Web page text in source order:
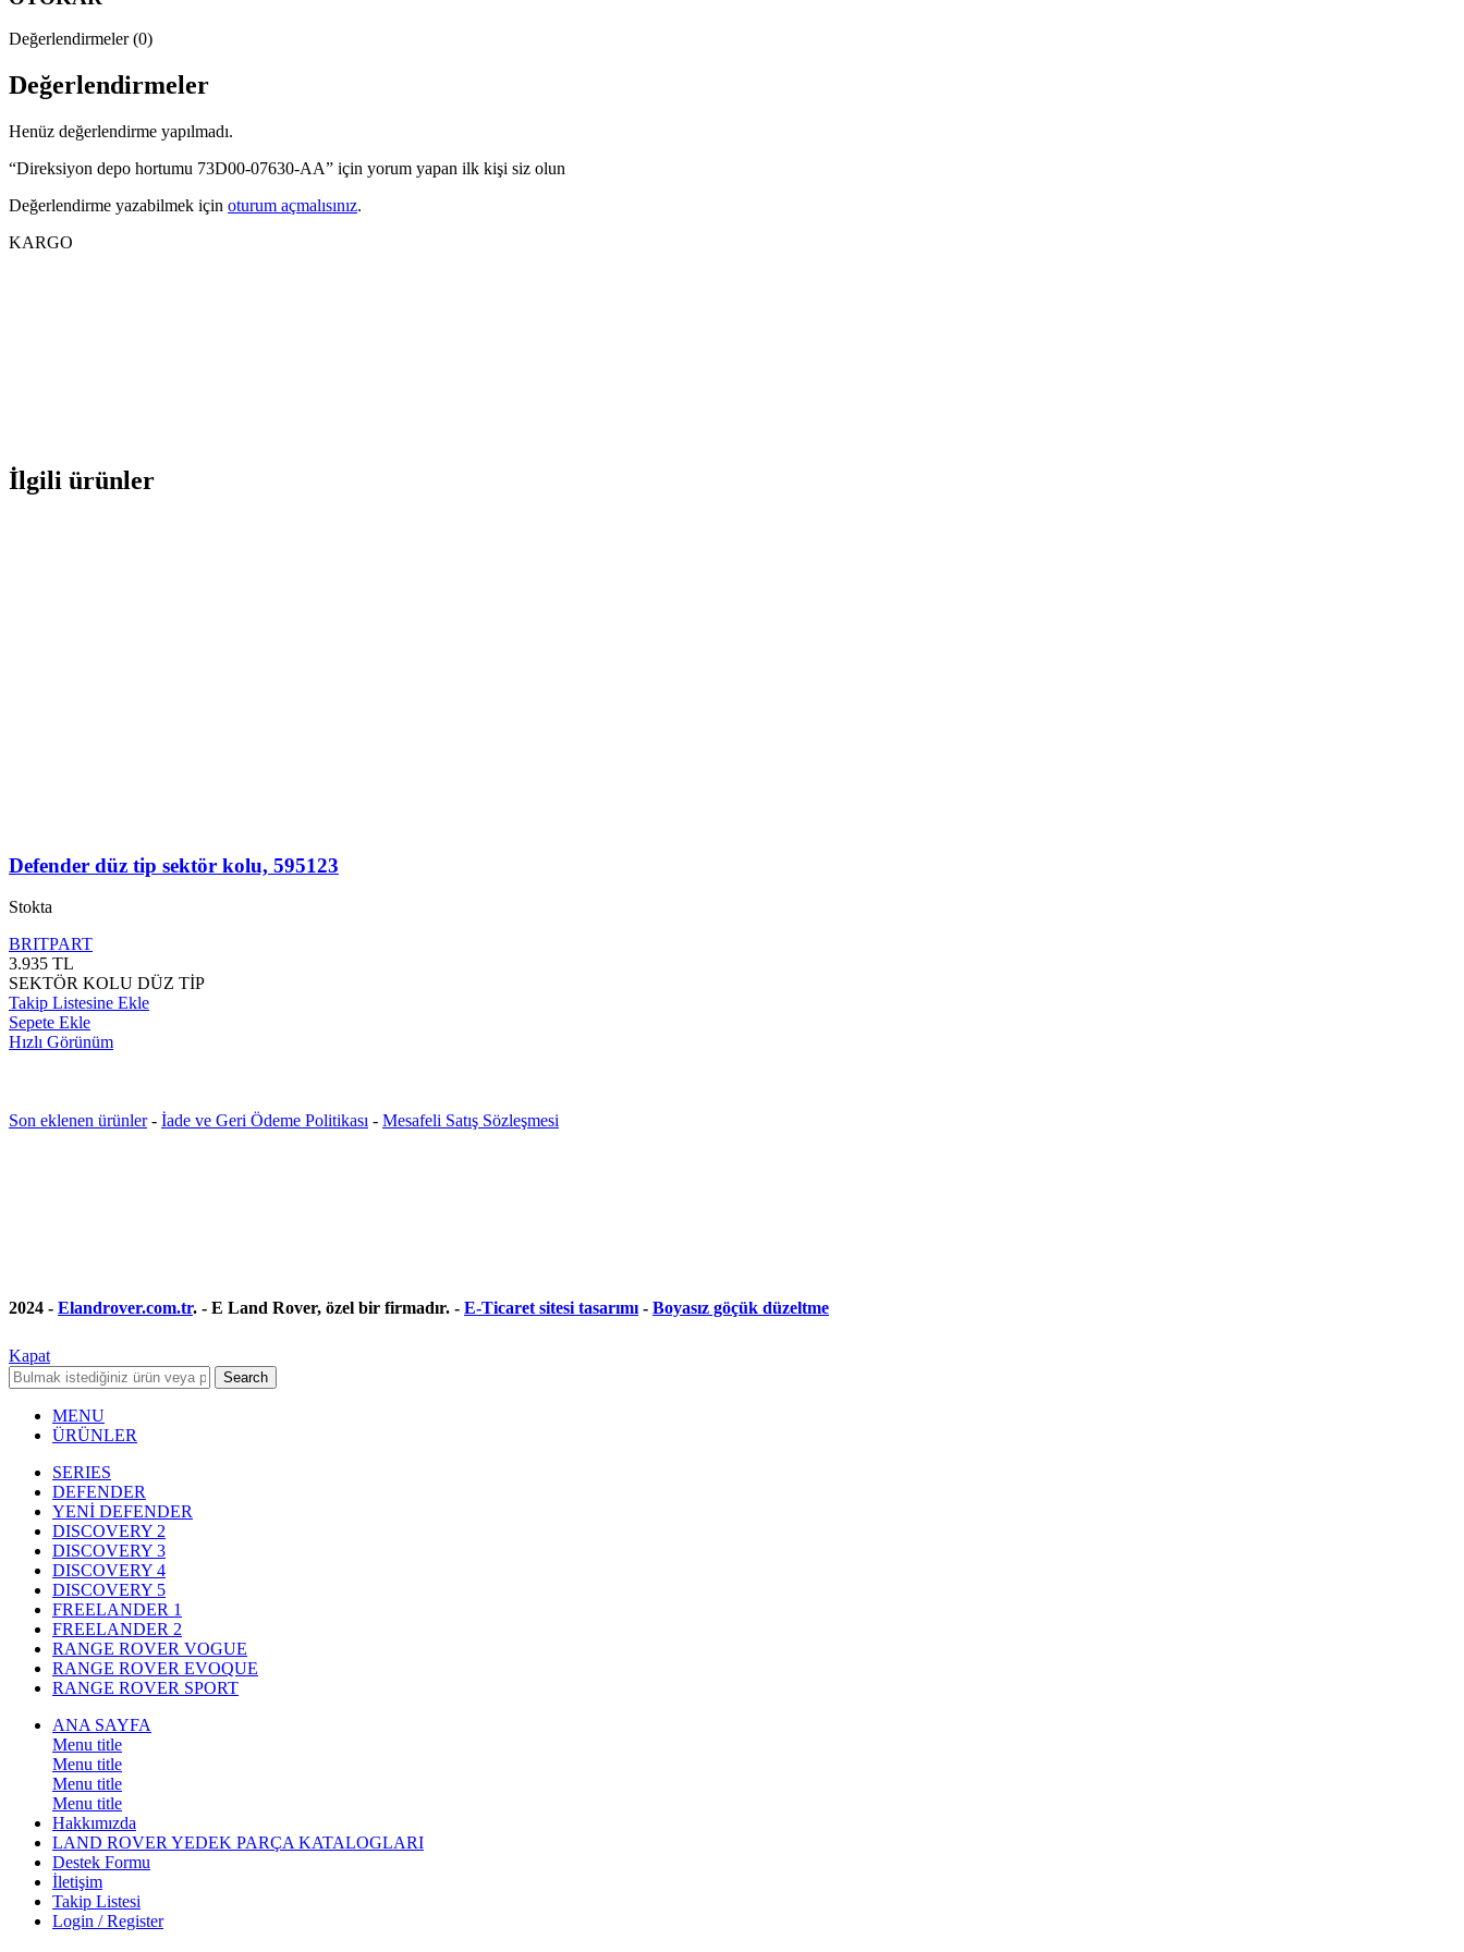
Değerlendirmeler (0)
Değerlendirmeler
Henüz değerlendirme yapılmadı.
“Direksiyon depo hortumu 73D00-07630-AA” için yorum yapan ilk kişi siz olun
Değerlendirme yazabilmek için oturum açmalısınız.
KARGO
İlgili ürünler
Defender düz tip sektör kolu, 595123
Stokta
BRITPART
3.935 TL
SEKTÖR KOLU DÜZ TİP
Takip Listesine Ekle
Sepete Ekle
Hızlı Görünüm
Son eklenen ürünler- İade ve Geri Ödeme Politikası - Mesafeli Satış Sözleşmesi
2024 - Elandrover.com.tr. - E Land Rover, özel bir firmadır. - E-Ticaret sitesi tasarımı- Boyasız göçük düzeltme
Kapat
Search
MENU
ÜRÜNLER
SERIES
DEFENDER
YENİ DEFENDER
DISCOVERY 2
DISCOVERY 3
DISCOVERY 4
DISCOVERY 5
FREELANDER 1
FREELANDER 2
RANGE ROVER VOGUE
RANGE ROVER EVOQUE
RANGE ROVER SPORT
ANA SAYFA
Menu title
Menu title
Menu title
Menu title
Hakkımızda
LAND ROVER YEDEK PARÇA KATALOGLARI
Destek Formu
İletişim
Takip Listesi
Login / Register